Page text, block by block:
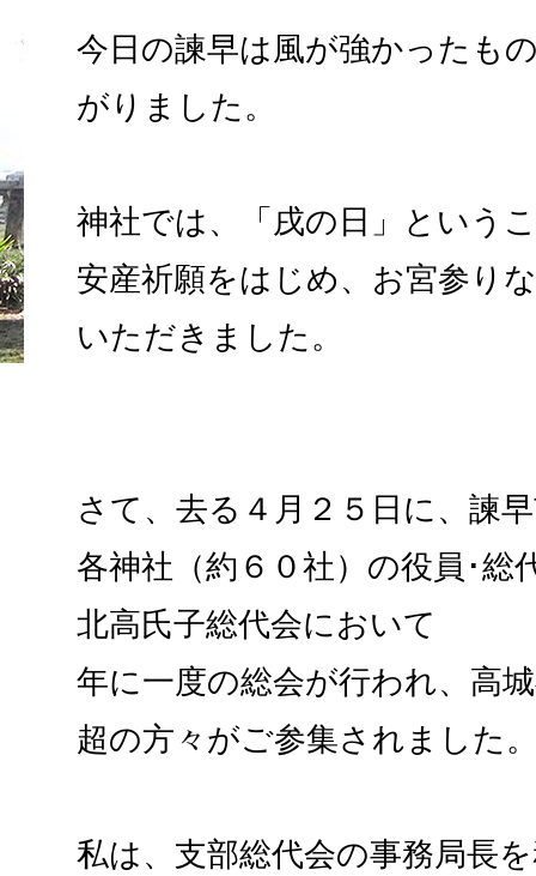
今日の諫早は風が強かったも
がりました。
神社では、「戌の日」という
安産祈願をはじめ、お宮参り
いただきました。
さて、去る４月２５日に、諫
各神社（約６０社）の役員･総
北高氏子総代会において
年に一度の総会が行われ、高
超の方々がご参集されました
私は、支部総代会の事務局長